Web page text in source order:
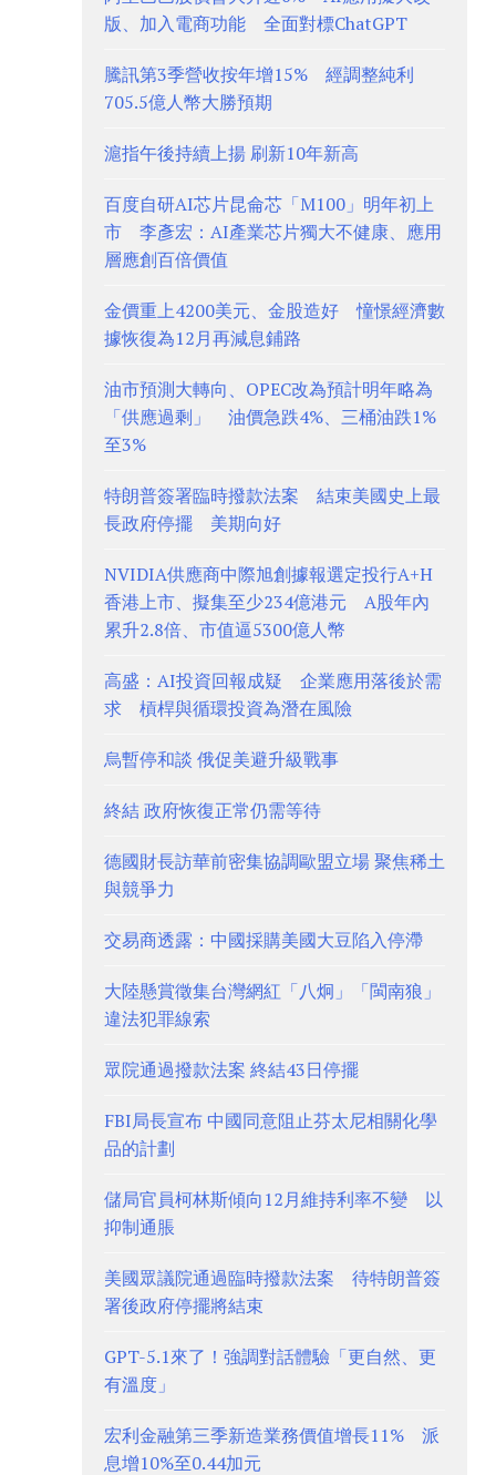
版、加入電商功能 全面對標ChatGPT
騰訊第3季營收按年增15% 經調整純利
705.5億人幣大勝預期
滬指午後持續上揚 刷新10年新高
百度自研AI芯片昆侖芯「M100」明年初上
市 李彥宏：AI產業芯片獨大不健康、應用
層應創百倍價值
金價重上4200美元、金股造好 憧憬經濟數
據恢復為12月再減息鋪路
油市預測大轉向、OPEC改為預計明年略為
「供應過剩」 油價急跌4%、三桶油跌1%
至3%
特朗普簽署臨時撥款法案 結束美國史上最
長政府停擺 美期向好
NVIDIA供應商中際旭創據報選定投行A+H
香港上市、擬集至少234億港元 A股年內
累升2.8倍、市值逼5300億人幣
高盛：AI投資回報成疑 企業應用落後於需
求 槓桿與循環投資為潛在風險
烏暫停和談 俄促美避升級戰事
終結 政府恢復正常仍需等待
德國財長訪華前密集協調歐盟立場 聚焦稀土
與競爭力
交易商透露：中國採購美國大豆陷入停滯
大陸懸賞徵集台灣網紅「八炯」「閩南狼」
違法犯罪線索
眾院通過撥款法案 終結43日停擺
FBI局長宣布 中國同意阻止芬太尼相關化學
品的計劃
儲局官員柯林斯傾向12月維持利率不變 以
抑制通脹
美國眾議院通過臨時撥款法案 待特朗普簽
署後政府停擺將結束
GPT-5.1來了！強調對話體驗「更自然、更
有溫度」
宏利金融第三季新造業務價值增長11% 派
息增10%至0.44加元